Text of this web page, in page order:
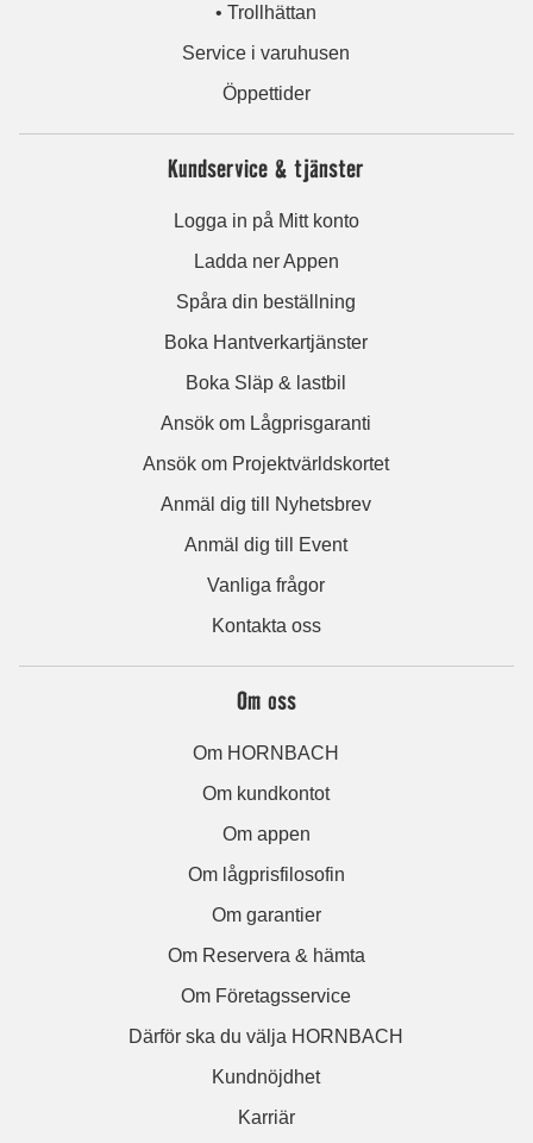
• Trollhättan
Service i varuhusen
Öppettider
Kundservice & tjänster
Logga in på Mitt konto
Ladda ner Appen
Spåra din beställning
Boka Hantverkartjänster
Boka Släp & lastbil
Ansök om Lågprisgaranti
Ansök om Projektvärldskortet
Anmäl dig till Nyhetsbrev
Anmäl dig till Event
Vanliga frågor
Kontakta oss
Om oss
Om HORNBACH
Om kundkontot
Om appen
Om lågprisfilosofin
Om garantier
Om Reservera & hämta
Om Företagsservice
Därför ska du välja HORNBACH
Kundnöjdhet
Karriär